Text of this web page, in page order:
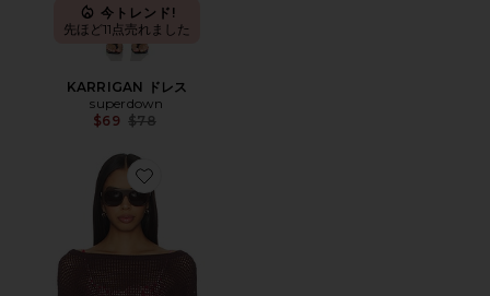
今トレンド!
先ほど11点売れました
KARRIGAN ドレス
superdown
$69 Previous price:
$78
Favorite DALEYZA トップ